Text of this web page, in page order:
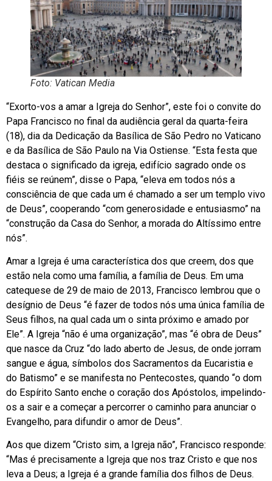
Foto: Vatican Media
“Exorto-vos a amar a Igreja do Senhor”, este foi o convite do
Papa Francisco no final da audiência geral da quarta-feira
(18), dia da Dedicação da Basílica de São Pedro no Vaticano
e da Basílica de São Paulo na Via Ostiense. “Esta festa que
destaca o significado da igreja, edifício sagrado onde os
fiéis se reúnem”, disse o Papa, “eleva em todos nós a
consciência de que cada um é chamado a ser um templo vivo
de Deus”, cooperando “com generosidade e entusiasmo” na
“construção da Casa do Senhor, a morada do Altíssimo entre
nós”.
Amar a Igreja é uma característica dos que creem, dos que
estão nela como uma família, a família de Deus. Em uma
catequese de 29 de maio de 2013, Francisco lembrou que o
desígnio de Deus “é fazer de todos nós uma única família de
Seus filhos, na qual cada um o sinta próximo e amado por
Ele”. A Igreja “não é uma organização”, mas “é obra de Deus”
que nasce da Cruz “do lado aberto de Jesus, de onde jorram
sangue e água, símbolos dos Sacramentos da Eucaristia e
do Batismo” e se manifesta no Pentecostes, quando “o dom
do Espírito Santo enche o coração dos Apóstolos, impelindo-
os a sair e a começar a percorrer o caminho para anunciar o
Evangelho, para difundir o amor de Deus”.
Aos que dizem “Cristo sim, a Igreja não”, Francisco responde:
“Mas é precisamente a Igreja que nos traz Cristo e que nos
leva a Deus; a Igreja é a grande família dos filhos de Deus.